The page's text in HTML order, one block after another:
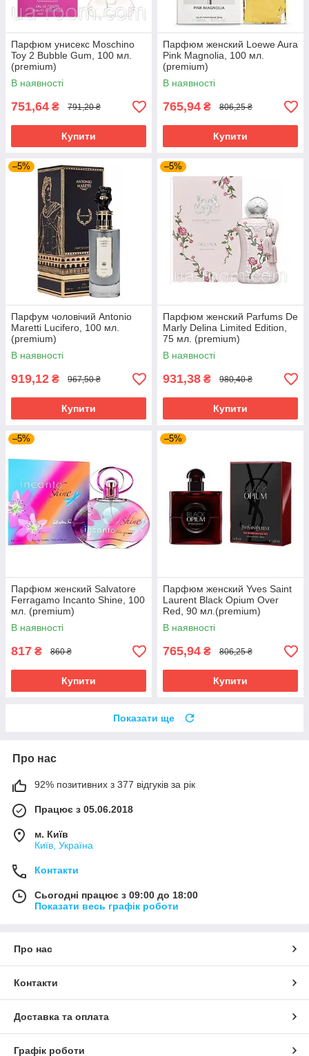
Парфюм унисекс Moschino
Toy 2 Bubble Gum, 100 мл.
(premium)
В наявності
751,64 ₴ 791,20 ₴
Купити
Парфюм женский Loewe Aura
Pink Magnolia, 100 мл.
(premium)
В наявності
765,94 ₴ 806,25 ₴
Купити
–5%
Парфум чоловічий Antonio
Maretti Lucifero, 100 мл.
(premium)
В наявності
919,12 ₴ 967,50 ₴
Купити
–5%
Парфюм женский Parfums De
Marly Delina Limited Edition,
75 мл. (premium)
В наявності
931,38 ₴ 980,40 ₴
Купити
–5%
Парфюм женский Salvatore
Ferragamo Incanto Shine, 100
мл. (premium)
В наявності
817 ₴ 860 ₴
Купити
–5%
Парфюм женский Yves Saint
Laurent Black Opium Over
Red, 90 мл.(premium)
В наявності
765,94 ₴ 806,25 ₴
Купити
Показати ще
Про нас
92% позитивних з 377 відгуків за рік
Працює з 05.06.2018
м. Київ
Київ, Україна
Контакти
Сьогодні працює з 09:00 до 18:00
Показати весь графік роботи
Про нас
Контакти
Доставка та оплата
Графік роботи